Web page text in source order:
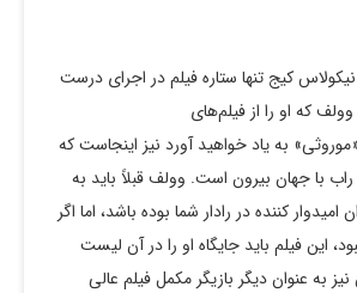
کیج تنها ستاره فیلم در اجرای درست
که او را از فیلم‌های
به یاد خواهید آورد نیز اینجاست که
با جهان بیرون است. وولف قبلاً باید به
کننده در رادار شما بوده باشد، اما اگر
این فیلم باید جایگاه او را در آن لیست
به عنوان دیگر بازیگر مکمل فیلم عالی